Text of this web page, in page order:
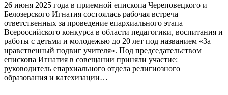
26 июня 2025 года в приемной епископа Череповецкого и
Белозерского Игнатия состоялась рабочая встреча
ответственных за проведение епархиального этапа
Всероссийского конкурса в области педагогики, воспитания и
работы с детьми и молодежью до 20 лет под названием «За
нравственный подвиг учителя». Под председательством
епископа Игнатия в совещании приняли участие:
руководитель епархиального отдела религиозного
образования и катехизации…